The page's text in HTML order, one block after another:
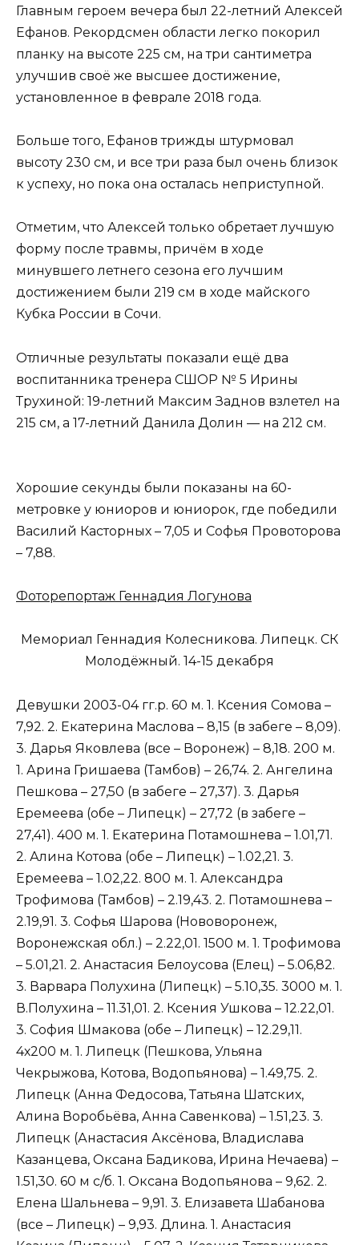
Главным героем вечера был 22-летний Алексей
Ефанов. Рекордсмен области легко покорил
планку на высоте 225 см, на три сантиметра
улучшив своё же высшее достижение,
установленное в феврале 2018 года.
Больше того, Ефанов трижды штурмовал
высоту 230 см, и все три раза был очень близок
к успеху, но пока она осталась неприступной.
Отметим, что Алексей только обретает лучшую
форму после травмы, причём в ходе
минувшего летнего сезона его лучшим
достижением были 219 см в ходе майского
Кубка России в Сочи.
Отличные результаты показали ещё два
воспитанника тренера СШОР № 5 Ирины
Трухиной: 19-летний Максим Заднов взлетел на
215 см, а 17-летний Данила Долин — на 212 см.
Хорошие секунды были показаны на 60-
метровке у юниоров и юниорок, где победили
Василий Касторных – 7,05 и Софья Провоторова
– 7,88.
Фоторепортаж Геннадия Логунова
Мемориал Геннадия Колесникова. Липецк. СК
Молодёжный. 14-15 декабря
Девушки 2003-04 гг.р. 60 м. 1. Ксения Сомова –
7,92. 2. Екатерина Маслова – 8,15 (в забеге – 8,09).
3. Дарья Яковлева (все – Воронеж) – 8,18. 200 м.
1. Арина Гришаева (Тамбов) – 26,74. 2. Ангелина
Пешкова – 27,50 (в забеге – 27,37). 3. Дарья
Еремеева (обе – Липецк) – 27,72 (в забеге –
27,41). 400 м. 1. Екатерина Потамошнева – 1.01,71.
2. Алина Котова (обе – Липецк) – 1.02,21. 3.
Еремеева – 1.02,22. 800 м. 1. Александра
Трофимова (Тамбов) – 2.19,43. 2. Потамошнева –
2.19,91. 3. Софья Шарова (Нововоронеж,
Воронежская обл.) – 2.22,01. 1500 м. 1. Трофимова
– 5.01,21. 2. Анастасия Белоусова (Елец) – 5.06,82.
3. Варвара Полухина (Липецк) – 5.10,35. 3000 м. 1.
В.Полухина – 11.31,01. 2. Ксения Ушкова – 12.22,01.
3. София Шмакова (обе – Липецк) – 12.29,11.
4х200 м. 1. Липецк (Пешкова, Ульяна
Чекрыжова, Котова, Водопьянова) – 1.49,75. 2.
Липецк (Анна Федосова, Татьяна Шатских,
Алина Воробьёва, Анна Савенкова) – 1.51,23. 3.
Липецк (Анастасия Аксёнова, Владислава
Казанцева, Оксана Бадикова, Ирина Нечаева) –
1.51,30. 60 м с/б. 1. Оксана Водопьянова – 9,62. 2.
Елена Шальнева – 9,91. 3. Елизавета Шабанова
(все – Липецк) – 9,93. Длина. 1. Анастасия